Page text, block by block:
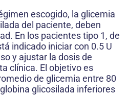
escogido, la glicemia
del paciente, deben
En los pacientes tipo 1, de
indicado iniciar con 0.5 U
y ajustar la dosis de
clínica. El objetivo es
de glicemia entre 80
glicosilada inferiores